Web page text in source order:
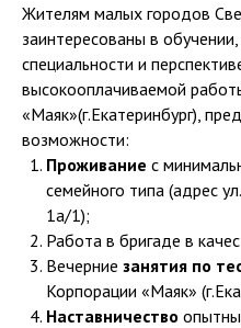
Жителям малых городов
заинтересованы в
специальности и
высокооплачиваемой
«Маяк»(г.Екатеринбург),
возможности:
Проживание с
семейного типа (адрес
1а/1);
Работа в бригаде в
Вечерние занятия по
Корпорации «Маяк»
Наставничество